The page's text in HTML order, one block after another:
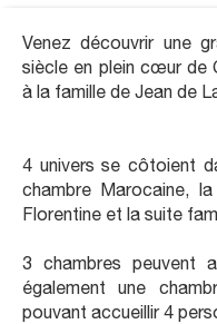
Venez découvrir une
siècle en plein cœur de
à la famille de Jean de
4 univers se côtoient
chambre Marocaine,
Florentine et la suite
3 chambres peuvent
également une
pouvant accueillir 4